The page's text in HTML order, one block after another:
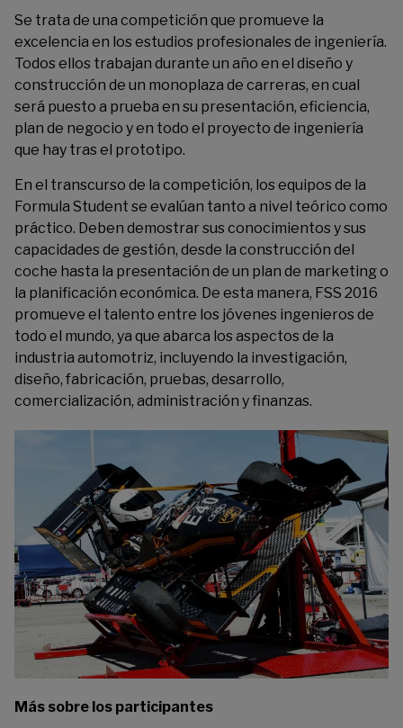
Se trata de una competición que promueve la
excelencia en los estudios profesionales de ingeniería.
Todos ellos trabajan durante un año en el diseño y
construcción de un monoplaza de carreras, en cual
será puesto a prueba en su presentación, eficiencia,
plan de negocio y en todo el proyecto de ingeniería
que hay tras el prototipo.
En el transcurso de la competición, los equipos de la
Formula Student se evalúan tanto a nivel teórico como
práctico. Deben demostrar sus conocimientos y sus
capacidades de gestión, desde la construcción del
coche hasta la presentación de un plan de marketing o
la planificación económica. De esta manera, FSS 2016
promueve el talento entre los jóvenes ingenieros de
todo el mundo, ya que abarca los aspectos de la
industria automotriz, incluyendo la investigación,
diseño, fabricación, pruebas, desarrollo,
comercialización, administración y finanzas.
Más sobre los participantes